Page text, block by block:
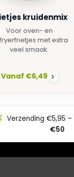
kruidenmix
Voor oven- en
met extra
veel smaak.
Vanaf €6,49 ›
Verzending €5,95 –
€50